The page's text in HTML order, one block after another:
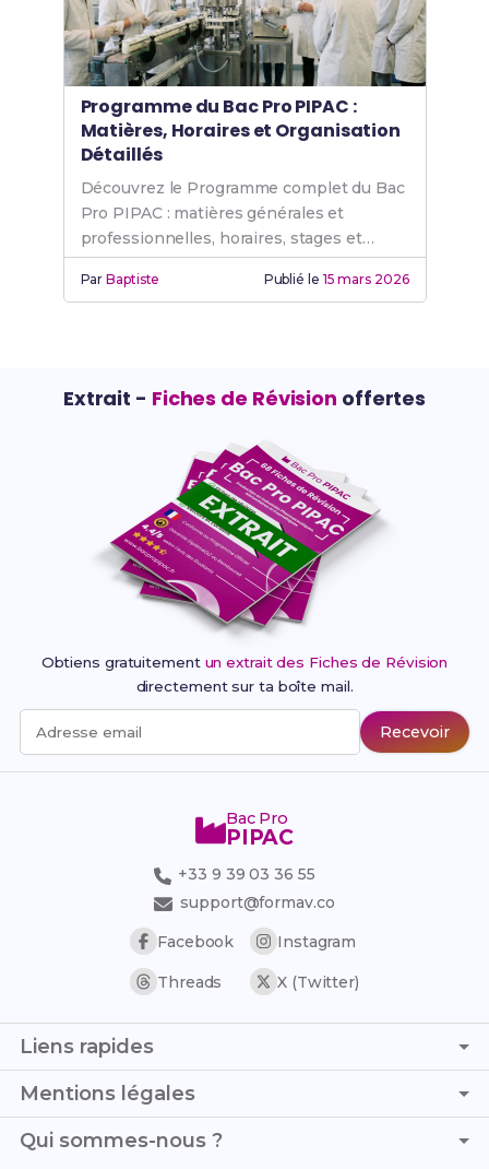
Programme du Bac Pro PIPAC :
Matières, Horaires et Organisation
Détaillés
Découvrez le Programme complet du Bac
Pro PIPAC : matières générales et
professionnelles, horaires, stages et
préparation aux épreuves.
ParBaptiste Publié le 15 mars 2026
Extrait - Fiches de Révision offertes
Obtiens gratuitement un extrait des Fiches de Révision
directement sur ta boîte mail.
Adresse email Recevoir
Bac Pro
PIPAC
+33 9 39 03 36 55
support@formav.co
Facebook
Instagram
Threads X (Twitter)
Liens rapides
Page d'accueil
Simulateur de notes
Trouver son stage
Mentions légales
C.G.V. - C.G.U.
Qui sommes-nous ?